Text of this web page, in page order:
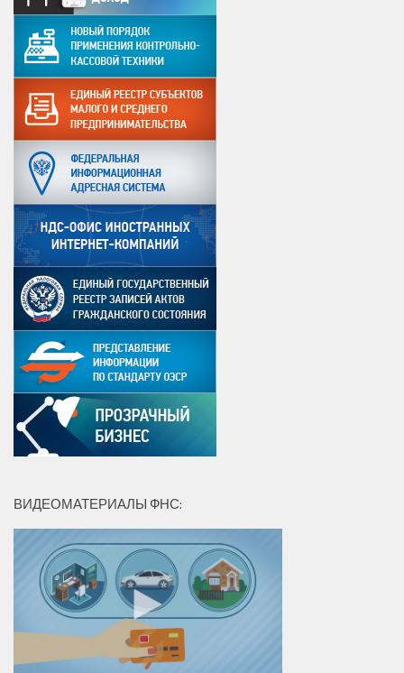
ВИДЕОМАТЕРИАЛЫ ФНС: